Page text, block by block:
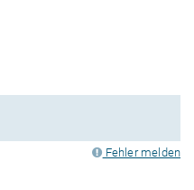
Fehler melden